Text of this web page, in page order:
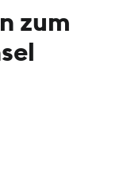
zum